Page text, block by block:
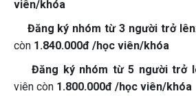
viên/khóa
Đăng ký nhóm từ 3 người trở lên
còn 1.840.000đ /học viên/khóa
Đăng ký nhóm từ 5 người trở
viên còn 1.800.000đ /học viên/khóa